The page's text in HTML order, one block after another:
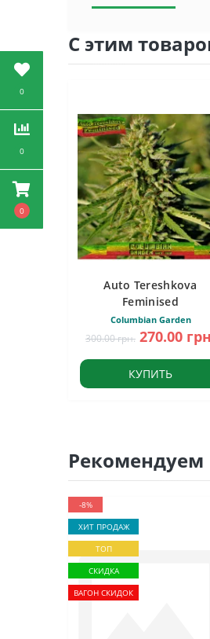
0
0
0
С этим
Auto Tereshkova
Feminised
Columbian Garden
300.00 грн. 270.00
КУПИТЬ
Рекомендуем
-8%
ХИТ ПРОДАЖ
ТОП
СКИДКА
ВАГОН СКИДОК